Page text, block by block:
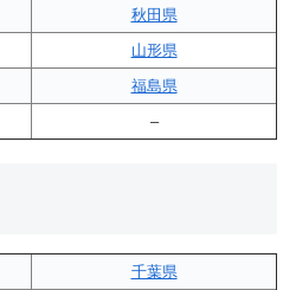
秋田県
山形県
福島県
–
千葉県